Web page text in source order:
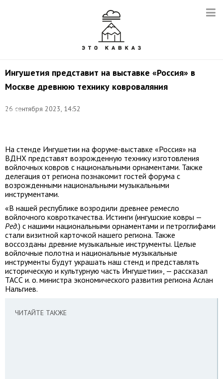
Ингушетия представит на выставке «Россия» в
Москве древнюю технику ковроваляния
26 сентября 2023, 14:52
Надия
На стенде Ингушетии на форуме-выставке «Россия» на
ВДНХ представят возрожденную технику изготовления
войлочных ковров с национальными орнаментами. Также
делегация от региона познакомит гостей форума с
возрожденными национальными музыкальными
инструментами.
«В нашей республике возродили древнее ремесло
войлочного ковроткачества. Истинги (ингушские ковры —
Ред.) с нашими национальными орнаментами и петроглифами
стали визитной карточкой нашего региона. Также
воссозданы древние музыкальные инструменты. Целые
войлочные полотна и национальные музыкальные
инструменты будут украшать наш стенд и представлять
историческую и культурную часть Ингушетии», — рассказал
ТАСС и. о. министра экономического развития региона Аслан
Нальгиев.
ЧИТАЙТЕ ТАКЖЕ